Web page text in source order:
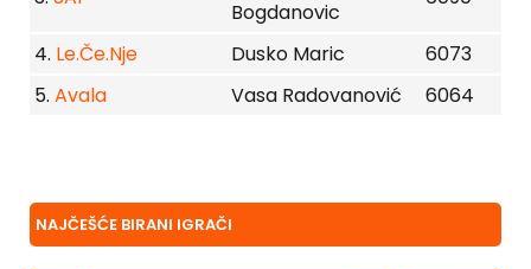
Bogdanovic
4. Le.Če.Nje Dusko Maric
6073
5. Avala Vasa Radovanović 6064
NAJČEŠĆE BIRANI IGRAČI